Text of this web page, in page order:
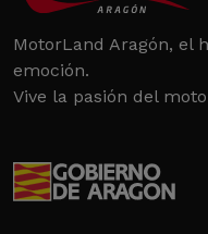
MotorLand Aragón, el
emoción.
Vive la pasión del